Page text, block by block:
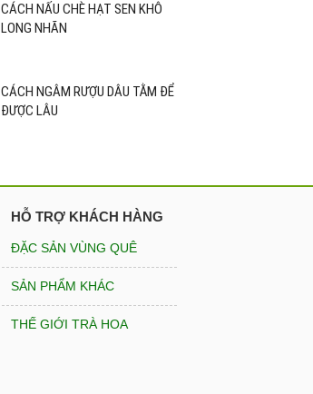
CÁCH NẤU CHÈ HẠT SEN KHÔ
LONG NHÃN
CÁCH NGÂM RƯỢU DÂU TẰM ĐỂ
ĐƯỢC LÂU
HỖ TRỢ KHÁCH HÀNG
ĐẶC SẢN VÙNG QUÊ
SẢN PHẨM KHÁC
THẾ GIỚI TRÀ HOA